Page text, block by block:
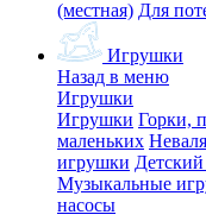
(местная) Для
Игрушки
Назад в меню
Игрушки
Игрушки Горки,
маленьких
игрушки
Музыкальные
насосы